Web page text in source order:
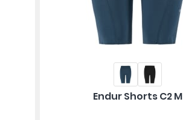
Endur Shorts C2 M